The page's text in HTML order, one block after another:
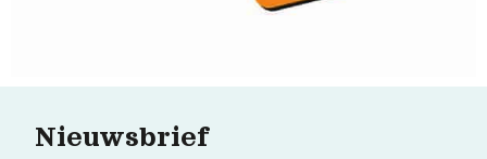
Nieuwsbrief